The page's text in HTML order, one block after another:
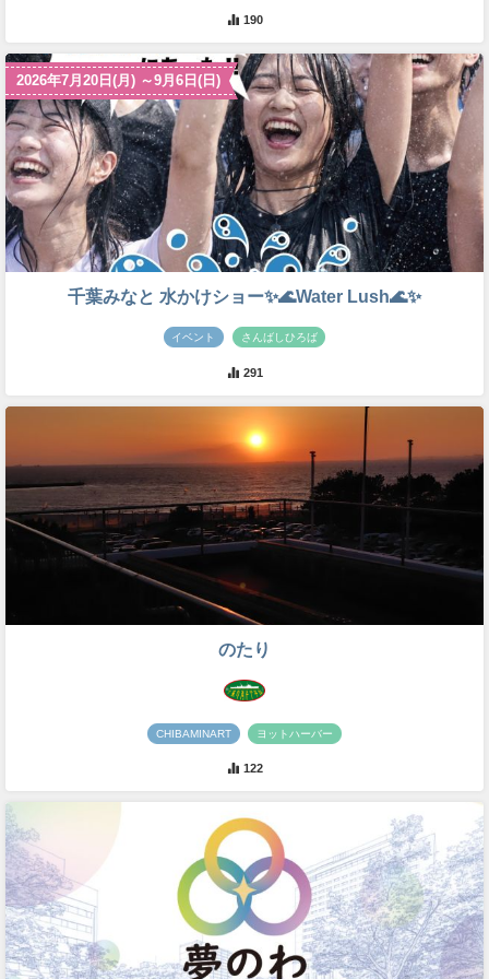
190
2026年7月20日(月) ～9月6日(日)
千葉みなと 水かけショー✨🌊Water Lush🌊✨
イベント さんばしひろば
291
のたり
CHIBAMINART ヨットハーバー
122